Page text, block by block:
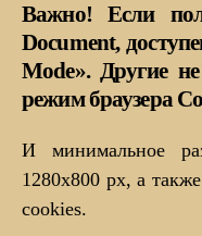
Важно! Если
Document,
Mode». Другие
режим браузера
И минимальное
1280х800 px, а
cookies.